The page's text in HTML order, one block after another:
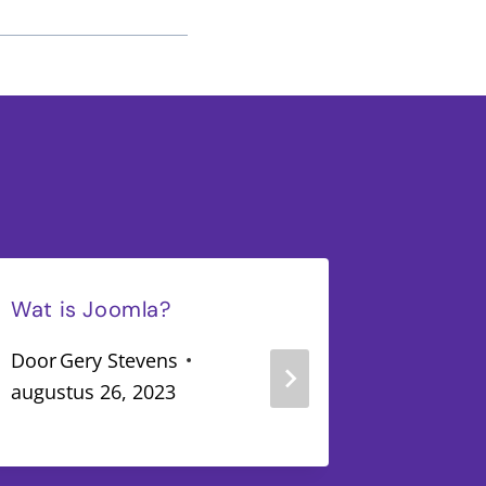
Wat is Joomla?
DoorGery Stevens
augustus 26, 2023